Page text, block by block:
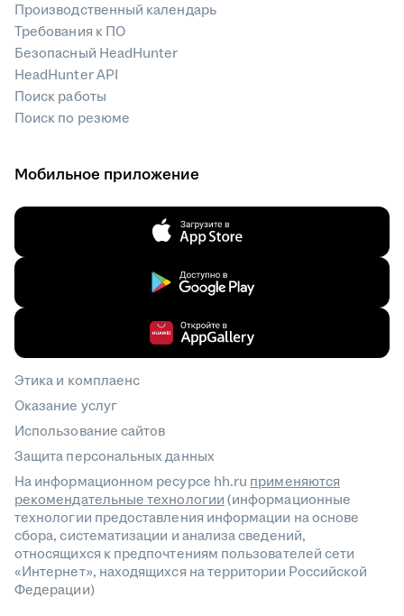
Производственный календарь
Требования к ПО
Безопасный HeadHunter
HeadHunter API
Поиск работы
Поиск по резюме
Мобильное приложение
Этика и комплаенс
Оказание услуг
Использование сайтов
Защита персональных данных
На информационном ресурсе hh.ru применяются
рекомендательные технологии(информационные
технологии предоставления информации на основе
сбора, систематизации и анализа сведений,
относящихся к предпочтениям пользователей сети
«Интернет», находящихся на территории Российской
Федерации)